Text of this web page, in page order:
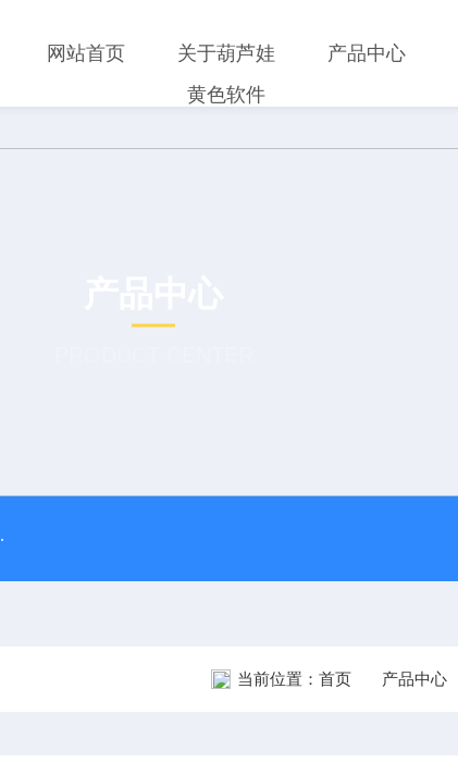
网站首页
关于葫芦娃
黄色软件
产品中心
AR-1日本尼德克NIDEK ARK-1自动电脑验光仪 inbody
当前位置： 首页 产品中心